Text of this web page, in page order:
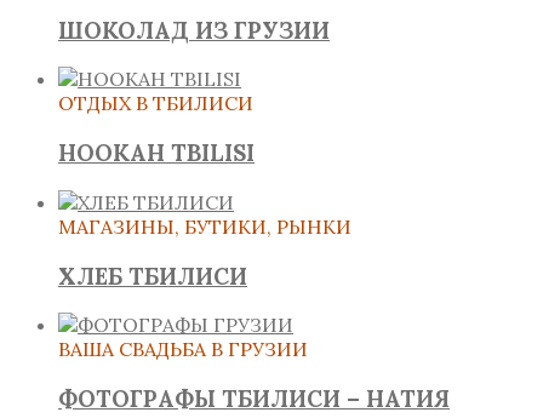
ШОКОЛАД ИЗ ГРУЗИИ
ОТДЫХ В ТБИЛИСИ
HOOKAH TBILISI
МАГАЗИНЫ, БУТИКИ, РЫНКИ
ХЛЕБ ТБИЛИСИ
ВАША СВАДЬБА В ГРУЗИИ
ФОТОГРАФЫ ТБИЛИСИ – НАТИЯ